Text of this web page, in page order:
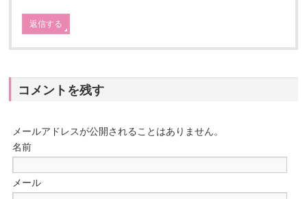
返信する
コメントを残す
メールアドレスが公開されることはありません。
名前
メール